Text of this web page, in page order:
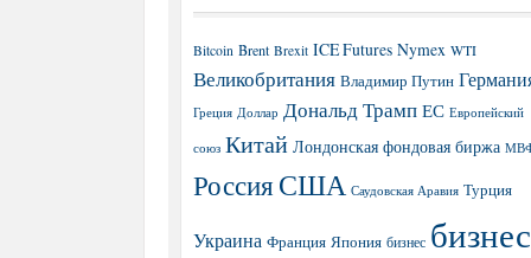
Bitcoin Brent Brexit ICE Futures Nymex WTI
Великобритания Владимир Путин
Греция Доллар Дональд Трамп ЕС Европейский
союз Китай Лондонская фондовая биржа
РоссияСША Саудовская Аравия Турция
Украина Франция Япония бизнес бизнес